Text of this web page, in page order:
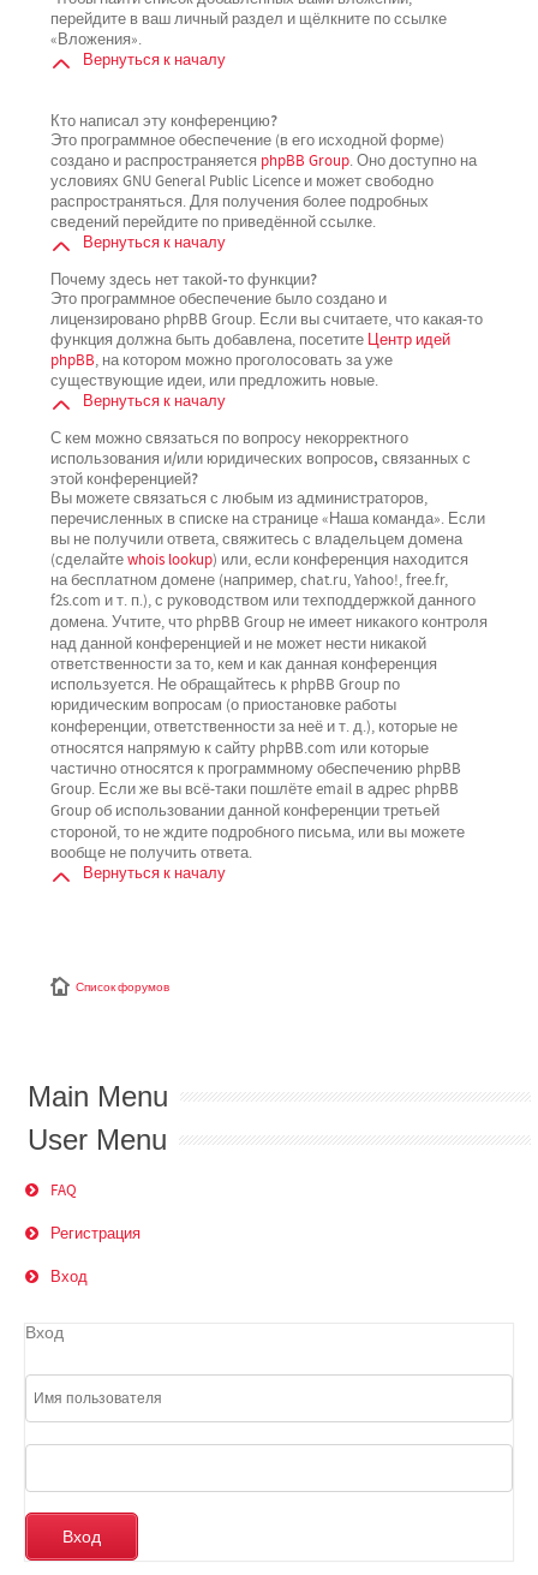
перейдите в ваш личный раздел и щёлкните по ссылке
«Вложения».
Вернуться к началу
Кто написал эту конференцию?
Это программное обеспечение (в его исходной форме)
создано и распространяется phpBB Group. Оно доступно на
условиях GNU General Public Licence и может свободно
распространяться. Для получения более подробных
сведений перейдите по приведённой ссылке.
Вернуться к началу
Почему здесь нет такой-то функции?
Это программное обеспечение было создано и
лицензировано phpBB Group. Если вы считаете, что какая-то
функция должна быть добавлена, посетите Центр идей
phpBB, на котором можно проголосовать за уже
существующие идеи, или предложить новые.
Вернуться к началу
С кем можно связаться по вопросу некорректного
использования и/или юридических вопросов, связанных с
этой конференцией?
Вы можете связаться с любым из администраторов,
перечисленных в списке на странице «Наша команда». Если
вы не получили ответа, свяжитесь с владельцем домена
(сделайтеwhois lookup) или, если конференция находится
на бесплатном домене (например, chat.ru, Yahoo!, free.fr,
f2s.com и т. п.), с руководством или техподдержкой данного
домена. Учтите, что phpBB Group не имеет никакого контроля
над данной конференциейи не может нести никакой
ответственности за то, кем и как данная конференция
используется. Не обращайтесь к phpBB Group по
юридическим вопросам (о приостановке работы
конференции, ответственности за неё и т. д.), которые не
относятся напрямуюк сайту phpBB.com или которые
частично относятся к программному обеспечению phpBB
Group. Если же вы всё-таки пошлёте email в адрес phpBB
Group об использовании данной конференциитретьей
стороной, то не ждите подробного письма, или вы можете
вообще не получить ответа.
Вернуться к началу
Список форумов
Main Menu
User Menu
FAQ
Регистрация
Вход
Вход